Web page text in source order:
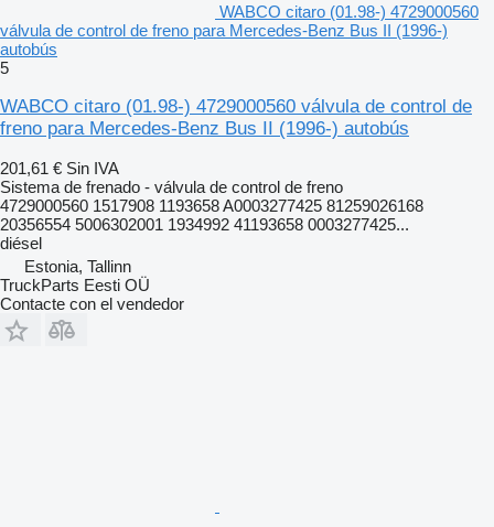
WABCO citaro (01.98-) 4729000560
válvula de control de freno para Mercedes-Benz Bus II (1996-)
autobús
5
WABCO citaro (01.98-) 4729000560 válvula de control de
freno para Mercedes-Benz Bus II (1996-) autobús
201,61 € Sin IVA
Sistema de frenado - válvula de control de freno
4729000560 1517908 1193658 A0003277425 81259026168
20356554 5006302001 1934992 41193658 0003277425...
diésel
Estonia, Tallinn
TruckParts Eesti OÜ
Contacte con el vendedor